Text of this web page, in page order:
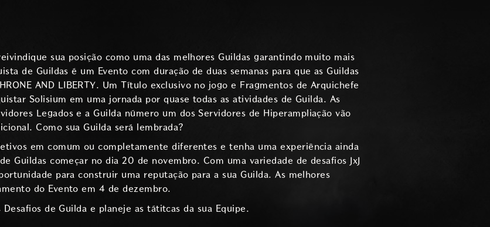
sua posição como uma das melhores Guildas garantindo muito mais
de Guildas é um Evento com duração de duas semanas para que as Guildas
AND LIBERTY. Um Título exclusivo no jogo e Fragmentos de Arquichefe
Solisium em uma jornada por quase todas as atividades de Guilda. As
Legados e a Guilda número um dos Servidores de Hiperampliação vão
Como sua Guilda será lembrada?
em comum ou completamente diferentes e tenha uma experiência ainda
Guildas começar no dia 20 de novembro. Com uma variedade de desafios JxJ
para construir uma reputação para a sua Guilda. As melhores
do Evento em 4 de dezembro.
de Guilda e planeje as tátitcas da sua Equipe.